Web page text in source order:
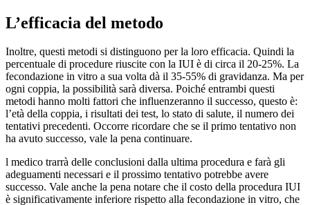
L’efficacia del metodo
Inoltre, questi metodi si distinguono per la loro efficacia. Quindi la
percentuale di procedure riuscite con la IUI è di circa il 20-25%. La
fecondazione in vitro a sua volta dà il 35-55% di gravidanza. Ma per
ogni coppia, la possibilità sarà diversa. Poiché entrambi questi
metodi hanno molti fattori che influenzeranno il successo, questo è:
l’età della coppia, i risultati dei test, lo stato di salute, il numero dei
tentativi precedenti. Occorre ricordare che se il primo tentativo non
ha avuto successo, vale la pena continuare.
l medico trarrà delle conclusioni dalla ultima procedura e farà gli
adeguamenti necessari e il prossimo tentativo potrebbe avere
successo. Vale anche la pena notare che il costo della procedura IUI
è significativamente inferiore rispetto alla fecondazione in vitro, che